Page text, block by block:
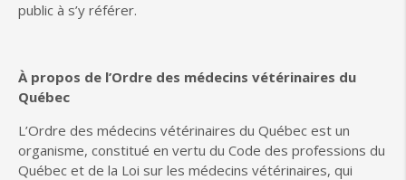
public à s’y référer.
À propos de l’Ordre des médecins vétérinaires du
Québec
L’Ordre des médecins vétérinaires du Québec est un
organisme, constitué en vertu du Code des professions du
Québec et de la Loi sur les médecins vétérinaires, qui